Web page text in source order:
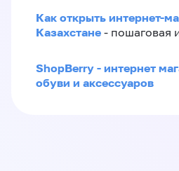
Как открыть интернет-
Казахстане - пошаговая
ShopBerry - интернет
обуви и аксессуаров